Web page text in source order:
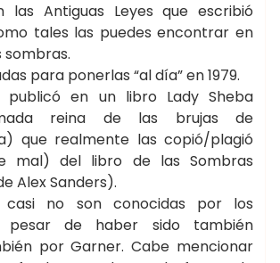
las Antiguas Leyes que escribió
tales las puedes encontrar en
sombras.
para ponerlas “al día” en 1979.
publicó en un libro Lady Sheba
reina de las brujas de
que realmente las copió/plagió
mal) del libro de las Sombras
Alex Sanders).
casi no son conocidas por los
pesar de haber sido también
por Garner. Cabe mencionar